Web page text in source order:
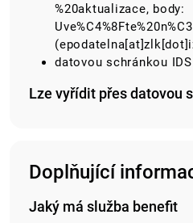
%20aktualizace, body:
datovou schránkou IDS
Lze vyřídit přes datovou
Doplňující
Jaký má služba benefit